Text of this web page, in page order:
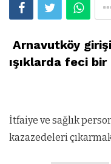
Arnavutköy
ışıklarda feci
İtfaiye ve sağlık
kazazedeleri